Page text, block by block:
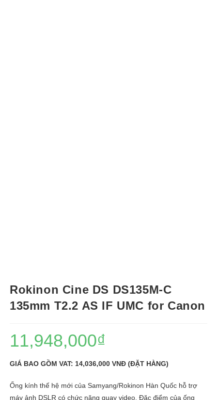
Rokinon Cine DS DS135M-C
135mm T2.2 AS IF UMC for Canon
11,948,000₫
GIÁ BAO GỒM VAT: 14,036,000 VNĐ (ĐẶT HÀNG)
Ống kính thế hệ mới của Samyang/Rokinon Hàn Quốc hỗ trợ
máy ảnh DSLR có chức năng quay video. Đặc điểm của ống